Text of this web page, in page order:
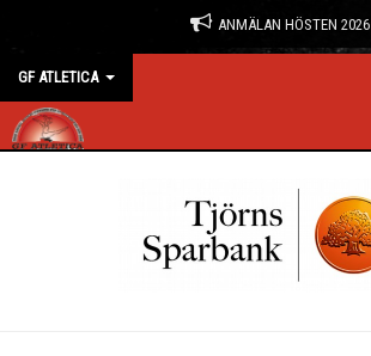
ANMÄLAN HÖSTEN 2026
GF ATLETICA